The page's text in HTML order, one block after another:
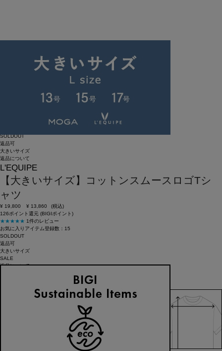
SOLDOUT
返品可
大きいサイズ
返品について
L'EQUIPE
【大きいサイズ】コットンスムースロゴTシ
ャツ
¥ 19,800 ¥ 13,860
(税込)
126ポイント還元 (BIGIポイント)
★★★★★ 1件のレビュー
お気に入りアイテム登録数： 15
SOLDOUT
返品可
大きいサイズ
SALE
返品について
158cm 51kgRecommended
Crotch +6cm
Find out more on your body type